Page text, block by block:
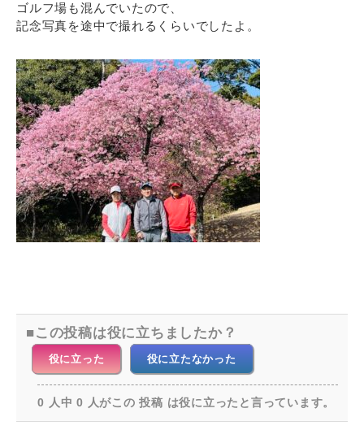
ゴルフ場も混んでいたので、
記念写真を途中で撮れるくらいでしたよ。
この投稿は役に立ちましたか？
役に立った 役に立たなかった
0 人中 0 人がこの 投稿 は役に立ったと言っています。